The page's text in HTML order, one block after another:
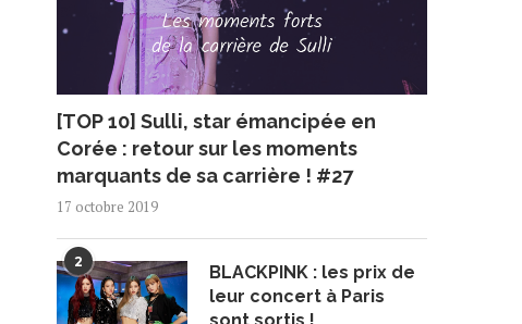
[TOP 10] Sulli, star émancipée en
Corée : retour sur les moments
marquants de sa carrière ! #27
17 octobre 2019
2
BLACKPINK : les prix de
leur concert à Paris
sont sortis !